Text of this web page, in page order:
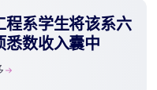
程系学生将该系六
悉数收入囊中